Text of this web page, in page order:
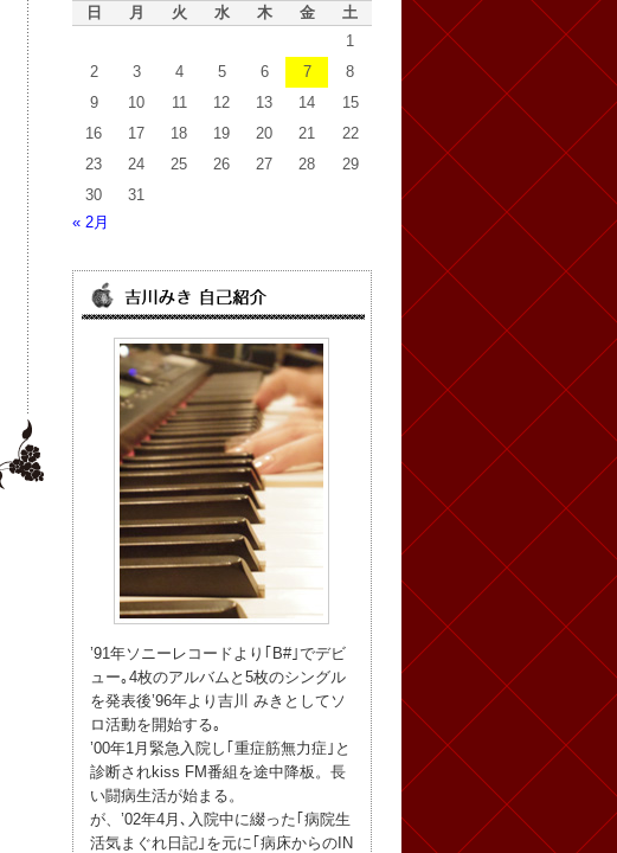
日 月 火 水 木 金
土
1
2
3 4 5 6 7
8
9
10 11 12 13 14
15
16
17 18 19 20 21
22
23
24 25 26 27 28
29
30
31
« 2月
’91年ソニーレコードより｢B#｣でデビ
ュー｡4枚のアルバムと5枚のシングル
を発表後’96年より吉川 みきとしてソ
ロ活動を開始する｡
’00年1月緊急入院し｢重症筋無力症｣と
診断されkiss FM番組を途中降板。長
い闘病生活が始まる。
が、’02年4月､入院中に綴った｢病院生
活気まぐれ日記｣を元に｢病床からのIN